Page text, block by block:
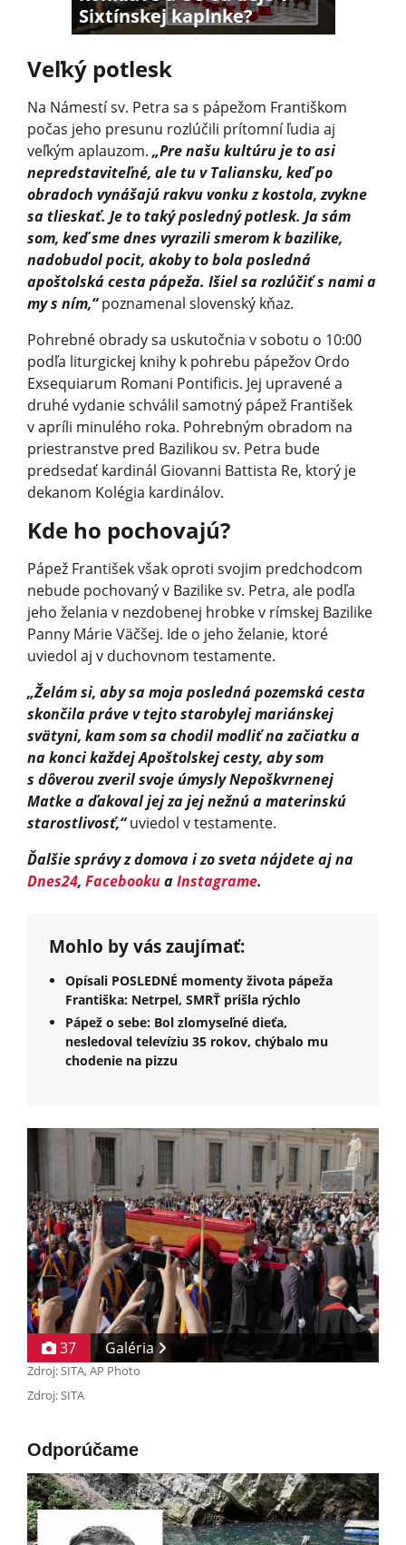
Sixtínskej kaplnke?
Veľký potlesk
Na Námestí sv. Petra sa s pápežom Františkom
počas jeho presunu rozlúčili prítomní ľudia aj
veľkým aplauzom. „Pre našu kultúru je to asi
nepredstaviteľné, ale tu v Taliansku, keď po
obradoch vynášajú rakvu vonku z kostola, zvykne
sa tlieskať. Je to taký posledný potlesk. Ja sám
som, keď sme dnes vyrazili smerom k bazilike,
nadobudol pocit, akoby to bola posledná
apoštolská cesta pápeža. Išiel sa rozlúčiť s nami a
my s ním,“poznamenal slovenský kňaz.
Pohrebné obrady sa uskutočnia v sobotu o 10:00
podľa liturgickej knihy k pohrebu pápežov Ordo
Exsequiarum Romani Pontificis. Jej upravené a
druhé vydanie schválil samotný pápež František
v apríli minulého roka. Pohrebným obradom na
priestranstve pred Bazilikou sv. Petra bude
predsedať kardinál Giovanni Battista Re, ktorý je
dekanom Kolégia kardinálov.
Kde ho pochovajú?
Pápež František však oproti svojim predchodcom
nebude pochovaný v Bazilike sv. Petra, ale podľa
jeho želania v nezdobenej hrobke v rímskej Bazilike
Panny Márie Väčšej. Ide o jeho želanie, ktoré
uviedol aj v duchovnom testamente.
„Želám si, aby sa moja posledná pozemská cesta
skončila práve v tejto starobylej mariánskej
svätyni, kam som sa chodil modliť na začiatku a
na konci každej Apoštolskej cesty, aby som
s dôverou zveril svoje úmysly Nepoškvrnenej
Matke a ďakoval jej za jej nežnú a materinskú
starostlivosť,“uviedol v testamente.
Ďalšie správy z domova i zo sveta nájdete aj na
Dnes24, FacebookuaInstagrame.
Mohlo by vás zaujímať:
Opísali POSLEDNÉ momenty života pápeža
Františka: Netrpel, SMRŤ prišla rýchlo
Pápež o sebe: Bol zlomyseľné dieťa,
nesledoval televíziu 35 rokov, chýbalo mu
chodenie na pizzu
37 Galéria
Zdroj: SITA, AP Photo
Zdroj: SITA
Odporúčame